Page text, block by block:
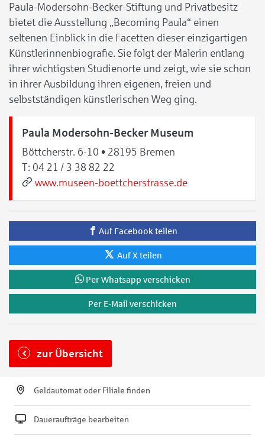
Paula-Modersohn-Becker-Stiftung und Privatbesitz
bietet die Ausstellung „Becoming Paula“ einen
seltenen Einblick in die Facetten dieser einzigartigen
Künstlerinnenbiografie. Sie folgt der Malerin entlang
ihrer wichtigsten Studienorte und zeigt, wie sie schon
in ihrer Ausbildung ihren eigenen, freien und
selbstständigen künstlerischen Weg ging.
Paula Modersohn-Becker Museum
Böttcherstr. 6-10 • 28195 Bremen
T: 04 21 / 3 38 82 22
www.museen-boettcherstrasse.de
Auf Facebook teilen
Auf X teilen
Per Whatsapp verschicken
Per E-Mail verschicken
zur Übersicht
Geldautomat oder Filiale finden
Daueraufträge bearbeiten